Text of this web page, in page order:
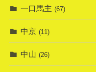
一口馬主 (67)
中京 (11)
中山 (26)